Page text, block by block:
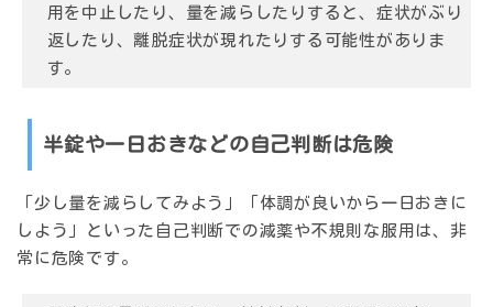
用を中止したり、量を減らしたりすると、症状がぶり
返したり、離脱症状が現れたりする可能性がありま
す。
半錠や一日おきなどの自己判断は危険
「少し量を減らしてみよう」「体調が良いから一日おきに
しよう」といった 自己判断での減薬や不規則な服用は、非
常に危険です。